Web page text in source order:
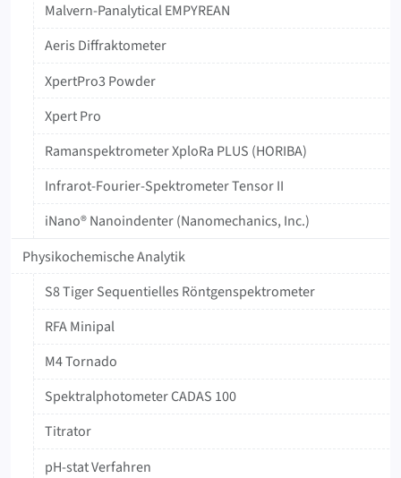
Malvern-Panalytical EMPYREAN
Aeris Diffraktometer
XpertPro3 Powder
Xpert Pro
Ramanspektrometer XploRa PLUS (HORIBA)
Infrarot-Fourier-Spektrometer Tensor II
iNano® Nanoindenter (Nanomechanics, Inc.)
Physikochemische Analytik
S8 Tiger Sequentielles Röntgenspektrometer
RFA Minipal
M4 Tornado
‍Spektralphotometer ‍CADAS ‍100
Titrator
pH-stat Verfahren